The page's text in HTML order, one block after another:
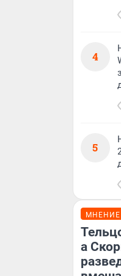
4
5
МНЕНИЕ
а